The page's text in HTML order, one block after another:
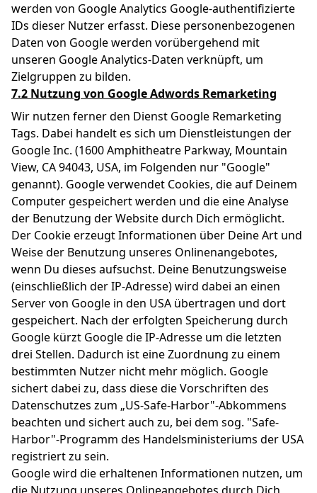
werden von Google Analytics Google-authentifizierte
IDs dieser Nutzer erfasst. Diese personenbezogenen
Daten von Google werden vorübergehend mit
unseren Google Analytics-Daten verknüpft, um
Zielgruppen zu bilden.
7.2 Nutzung von Google Adwords Remarketing
Wir nutzen ferner den Dienst Google Remarketing
Tags. Dabei handelt es sich um Dienstleistungen der
Google Inc. (1600 Amphitheatre Parkway, Mountain
View, CA 94043, USA, im Folgenden nur "Google"
genannt). Google verwendet Cookies, die auf Deinem
Computer gespeichert werden und die eine Analyse
der Benutzung der Website durch Dich ermöglicht.
Der Cookie erzeugt Informationen über Deine Art und
Weise der Benutzung unseres Onlinenangebotes,
wenn Du dieses aufsuchst. Deine Benutzungsweise
(einschließlich der IP-Adresse) wird dabei an einen
Server von Google in den USA übertragen und dort
gespeichert. Nach der erfolgten Speicherung durch
Google kürzt Google die IP-Adresse um die letzten
drei Stellen. Dadurch ist eine Zuordnung zu einem
bestimmten Nutzer nicht mehr möglich. Google
sichert dabei zu, dass diese die Vorschriften des
Datenschutzes zum „US-Safe-Harbor"-Abkommens
beachten und sichert auch zu, bei dem sog. "Safe-
Harbor"-Programm des Handelsministeriums der USA
registriert zu sein.
Google wird die erhaltenen Informationen nutzen, um